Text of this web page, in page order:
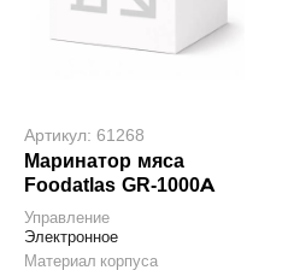
Артикул: 61268
Маринатор мяса
Foodatlas GR-1000A
Управление
Электронное
Материал корпуса